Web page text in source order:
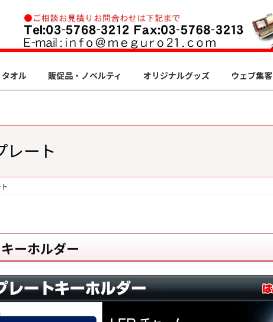
タオル 販促品・ノベルティ オリジナルグッズ ウェブ集客
レート
ーホルダー